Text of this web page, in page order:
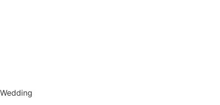
Wedding